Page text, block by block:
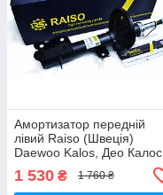
Амортизатор передній
лівий Raiso (Швеція)
Daewoo Kalos, Део Калос
UAHHTOG17
1 530 ₴ 1 760 ₴